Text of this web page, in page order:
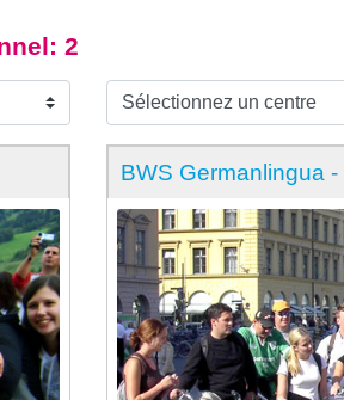
: 2
BWS Germanlingua -